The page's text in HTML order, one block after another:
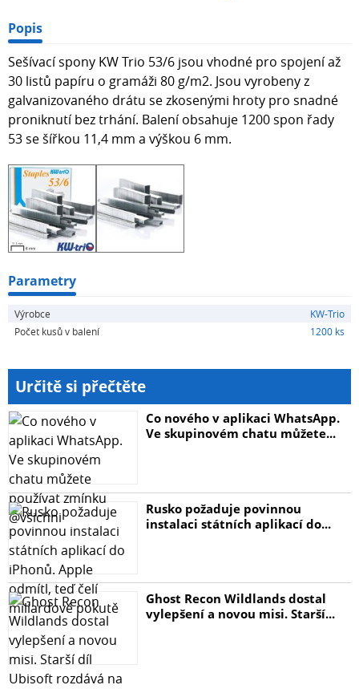
Popis
Sešívací spony KW Trio 53/6 jsou vhodné pro spojení až
30 listů papíru o gramáži 80 g/m2. Jsou vyrobeny z
galvanizovaného drátu se zkosenými hroty pro snadné
proniknutí bez trhání. Balení obsahuje 1200 spon řady
53 se šířkou 11,4 mm a výškou 6 mm.
Parametry
Výrobce
KW-Trio
Počet kusů v balení
1200 ks
Určitě si přečtěte
Co nového v aplikaci WhatsApp.
Ve skupinovém chatu můžete...
Rusko požaduje povinnou
instalaci státních aplikací do...
Ghost Recon Wildlands dostal
vylepšení a novou misi. Starší...